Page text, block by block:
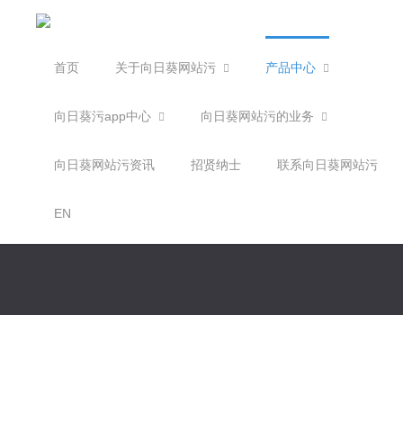
首页 关于向日葵网站污 产品中心
向日葵污app中心 向日葵网站污的业务
向日葵网站污资讯 招贤纳士 联系向日葵网站污
EN